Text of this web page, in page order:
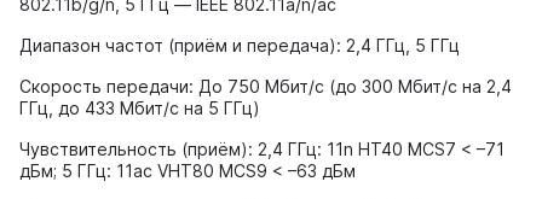
Диапазон частот (приём и передача): 2,4 ГГц, 5 ГГц
Скорость передачи: До 750 Мбит/с (до 300 Мбит/с на 2,4
ГГц, до 433 Мбит/с на 5 ГГц)
Чувствительность (приём): 2,4 ГГц: 11n HT40 MCS7 < –71
дБм; 5 ГГц: 11ac VHT80 MCS9 < –63 дБм